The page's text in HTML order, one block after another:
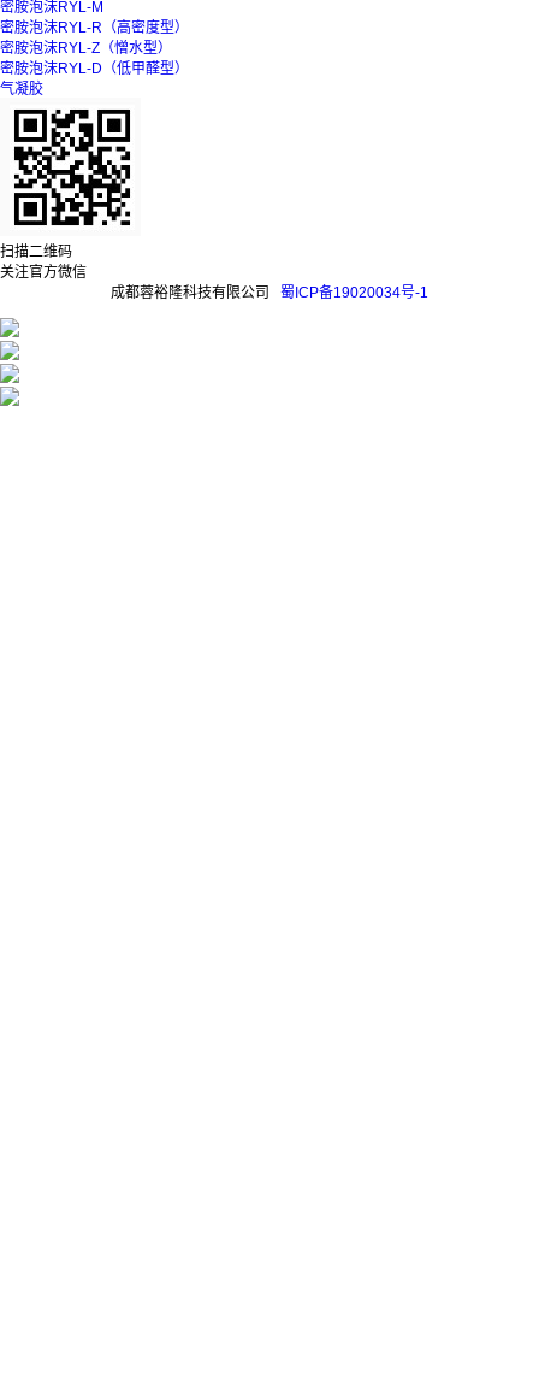
密胺泡沫RYL-M
密胺泡沫RYL-R（高密度型）
密胺泡沫RYL-Z（憎水型）
密胺泡沫RYL-D（低甲醛型）
气凝胶
扫描二维码
关注官方微信
成都蓉裕隆科技有限公司 蜀ICP备19020034号-1